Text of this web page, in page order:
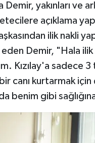
yakınları ve
açıklama
ilik nakli
Demir, "Hala ilik
Kızılay'a sadece
canı kurtarmak
benim gibi